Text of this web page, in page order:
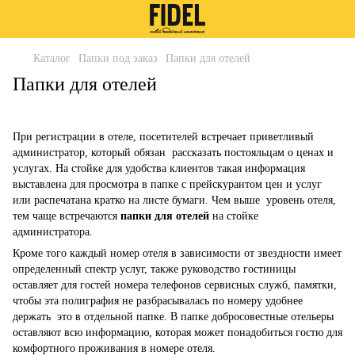
Каталог Папки под заказ Папки для отелей
Папки для отелей
При регистрации в отеле, посетителей встречает приветливый
администратор, который обязан рассказать постояльцам о ценах и
услугах. На стойке для удобства клиентов такая информация
выставлена для просмотра в папке с прейскурантом цен и услуг
или распечатана кратко на листе бумаги. Чем выше уровень отеля,
тем чаще встречаются папки для отелей на стойке
администратора.
Кроме того каждый номер отеля в зависимости от звездности имеет
определенный спектр услуг, также руководство гостиницы
оставляет для гостей номера телефонов сервисных служб, памятки,
чтобы эта полиграфия не разбрасывалась по номеру удобнее
держать это в отдельной папке. В папке добросовестные отельеры
оставляют всю информацию, которая может понадобиться гостю для
комфортного проживания в номере отеля.